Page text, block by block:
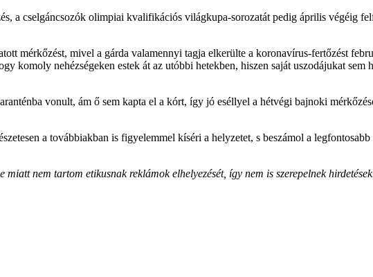
a cselgáncsozók olimpiai kvalifikációs világkupa-sorozatát pedig április végéig
mérkőzést, mivel a gárda valamennyi tagja elkerülte a koronavírus-fertőzést
komoly nehézségeken estek át az utóbbi hetekben, hiszen saját uszodájukat sem
vonult, ám ő sem kapta el a kórt, így jó eséllyel a hétvégi bajnoki
a továbbiakban is figyelemmel kíséri a helyzetet, s beszámol a
miatt nem tartom etikusnak reklámok elhelyezését, így nem is szerepelnek